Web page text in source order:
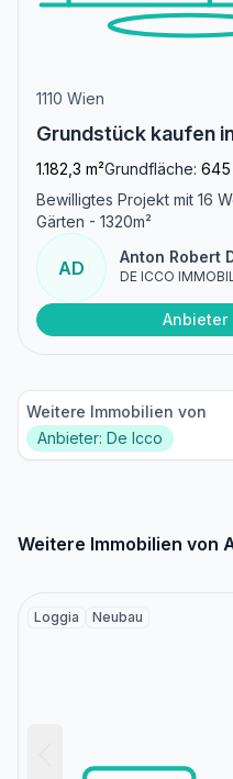
1110 Wien
Grundstück kaufen
1.182,3 m²Grundfläche: 645
Bewilligtes Projekt mit 16
Gärten - 1320m²
AD
Anton Robert
DE ICCO
Anbieter
Weitere Immobilien von
Anbieter: De Icco
Weitere Immobilien von
Loggia Neubau